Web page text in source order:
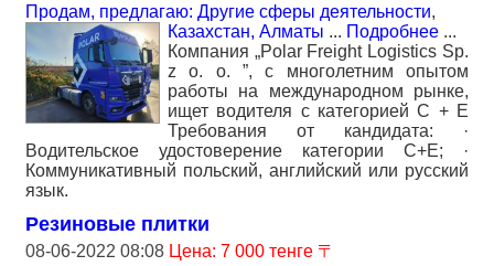
Продам, предлагаю: Другие сферы деятельности,
Казахстан, Алматы ... Подробнее ...
Компания „Polar Freight Logistics Sp.
z o. o. ”, с многолетним опытом
работы на международном рынке,
ищет водителя с категорией C + E
Требования от кандидата: ·
Водительское удостоверение категории C+E; ·
Коммуникативный польский, английский или русский
язык.
Резиновые плитки
08-06-2022 08:08 Цена: 7 000 тенге 〒